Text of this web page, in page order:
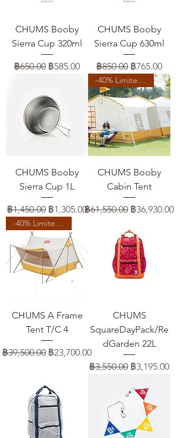
CHUMS Booby
Sierra Cup 320ml
ราคาปกติ
฿650.00 ราคาขายลด
฿585.00
CHUMS Booby
Sierra Cup 630ml
ราคาปกติ
฿850.00 ราคาขายลด
฿765.00
CHUMS Booby
Sierra Cup 1L
ราคาปกติ
฿1,450.00 ราคาขายลด
฿1,305.00
-40% Limited Time
CHUMS Booby
Cabin Tent
ราคาปกติ
฿61,550.00 ราคาขายลด
฿36,930.00
-40% Limited Time
CHUMS A Frame
Tent T/C 4
ราคาปกติ
฿39,500.00 ราคาขายลด
฿23,700.00
CHUMS
SquareDayPack/Re
dGarden 22L
ราคาปกติ
฿3,550.00 ราคาขายลด
฿3,195.00